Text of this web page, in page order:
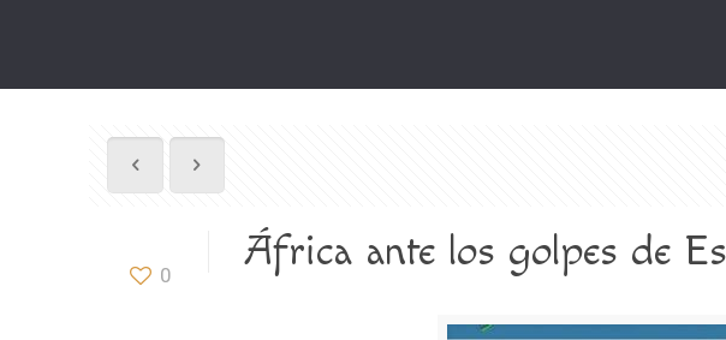
0 África ante los golpes de